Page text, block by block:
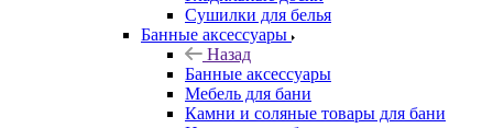
Сушилки для белья
Банные аксессуары
Назад
Банные аксессуары
Мебель для бани
Камни и соляные товары для бани